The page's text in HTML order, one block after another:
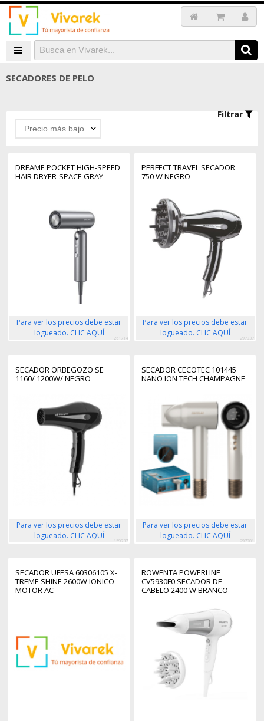
SECADORES DE PELO
Filtrar
Precio más bajo
DREAME POCKET HIGH-SPEED
HAIR DRYER-SPACE GRAY
Para ver los precios debe estar
logueado. CLIC AQUÍ
261714
PERFECT TRAVEL SECADOR
750 W NEGRO
Para ver los precios debe estar
logueado. CLIC AQUÍ
297937
SECADOR ORBEGOZO SE
1160/ 1200W/ NEGRO
Para ver los precios debe estar
logueado. CLIC AQUÍ
159737
SECADOR CECOTEC 101445
NANO ION TECH CHAMPAGNE
Para ver los precios debe estar
logueado. CLIC AQUÍ
297901
SECADOR UFESA 60306105 X-
TREME SHINE 2600W IONICO
MOTOR AC
ROWENTA POWERLINE
CV5930F0 SECADOR DE
CABELO 2400 W BRANCO